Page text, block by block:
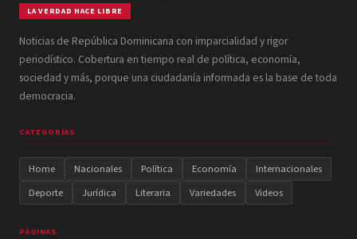
LA VERDAD HACE LIBRE
Noticias de República Dominicana con imparcialidad y rigor
periodístico. Cobertura en tiempo real de política, economía,
sociedad y más, porque una ciudadanía informada es la base de toda
democracia.
CATEGORÍAS
Home Nacionales Política Economía
Internacionales
Deporte
Jurídica Literaria Variedades Videos
PÁGINAS